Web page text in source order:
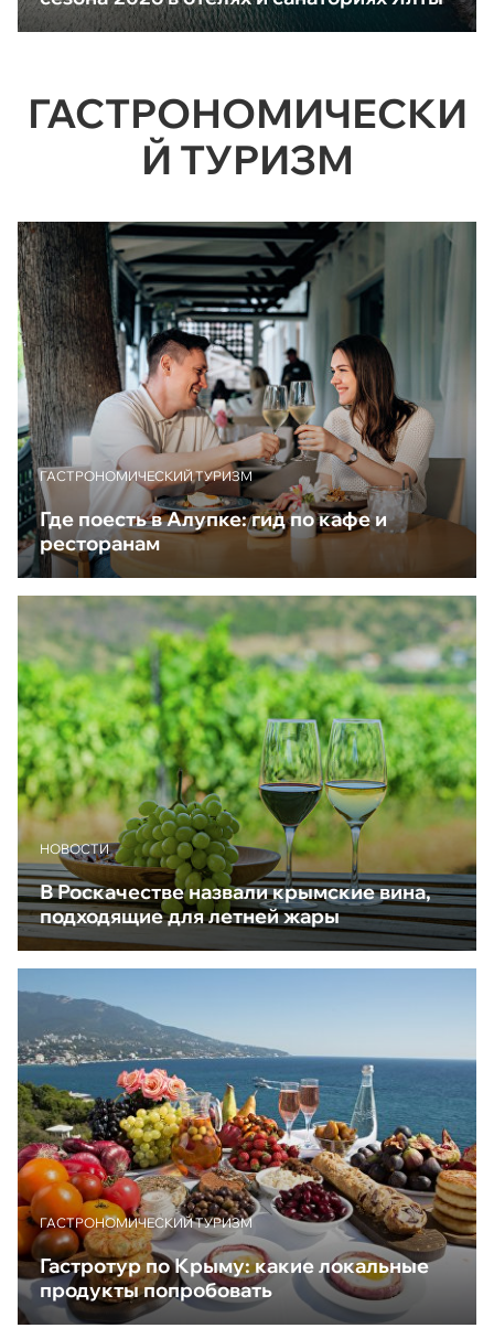
ГАСТРОНОМИЧЕСКИ
Й ТУРИЗМ
ГАСТРОНОМИЧЕСКИЙ ТУРИЗМ
Где поесть в Алупке: гид по кафе и
ресторанам
НОВОСТИ
В Роскачестве назвали крымские вина,
подходящие для летней жары
ГАСТРОНОМИЧЕСКИЙ ТУРИЗМ
Гастротур по Крыму: какие локальные
продукты попробовать